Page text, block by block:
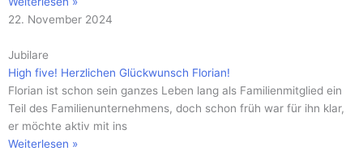
22. November 2024
Jubilare
High five! Herzlichen Glückwunsch Florian!
Florian ist schon sein ganzes Leben lang als Familienmitglied ein
Teil des Familienunternehmens, doch schon früh war für ihn klar,
er möchte aktiv mit ins
Weiterlesen »